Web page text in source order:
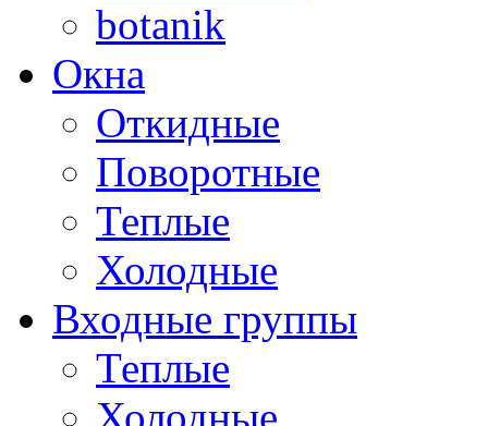
botanik
Окна
Откидные
Поворотные
Теплые
Холодные
Входные группы
Теплые